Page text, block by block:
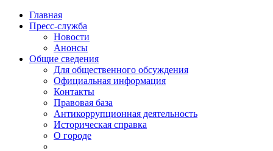
Главная
Пресс-служба
Новости
Анонсы
Общие сведения
Для общественного обсуждения
Официальная информация
Контакты
Правовая база
Антикоррупционная деятельность
Историческая справка
О городе